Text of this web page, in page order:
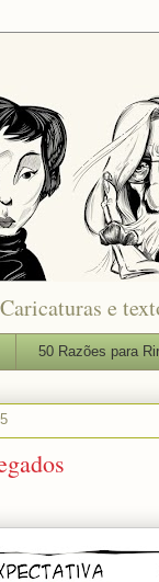
e
50 Razões para Rir